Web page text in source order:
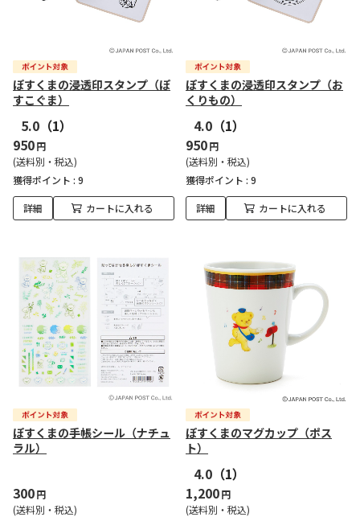
ぽすくまの浸透印スタンプ（ぽ
すこぐま）
5.0 （1）
950円
(送料別・税込)
獲得ポイント : 9
詳細 カートに入れる
ぽすくまの浸透印スタンプ（お
くりもの）
4.0 （1）
950円
(送料別・税込)
獲得ポイント : 9
詳細 カートに入れる
ぽすくまの手帳シール（ナチュ
ラル）
300円
(送料別・税込)
ぽすくまのマグカップ（ポス
ト）
4.0 （1）
1,200円
(送料別・税込)